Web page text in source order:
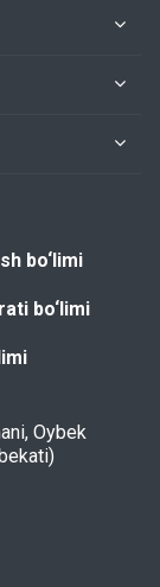
bo‘limi
bo‘limi
Oybek